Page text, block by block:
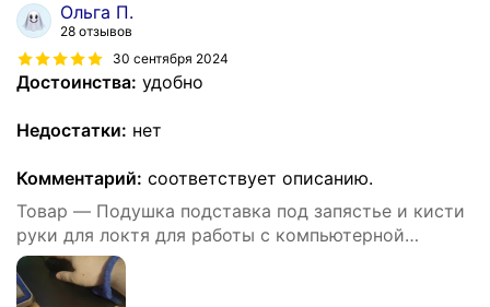
Ольга П.
28 отзывов
30 сентября 2024
Достоинства: удобно
Недостатки: нет
Комментарий: соответствует описанию.
Товар — Подушка подставка под запястье и кисти
руки для локтя для работы с компьютерной
мышью